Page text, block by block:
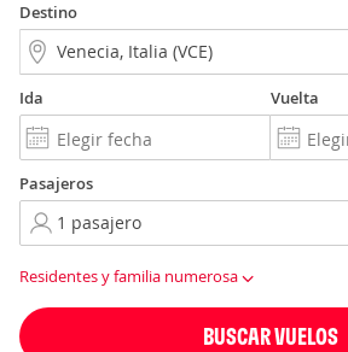
Destino
Ida Vuelta
Pasajeros
Residentes y familia numerosa
BUSCAR VUELOS